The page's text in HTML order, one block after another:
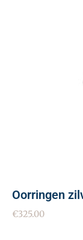
Oorringen
€325.00